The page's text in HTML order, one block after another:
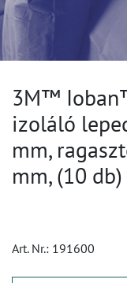
3M™
izoláló
mm,
mm, (10 db)
Art. Nr.: 191600